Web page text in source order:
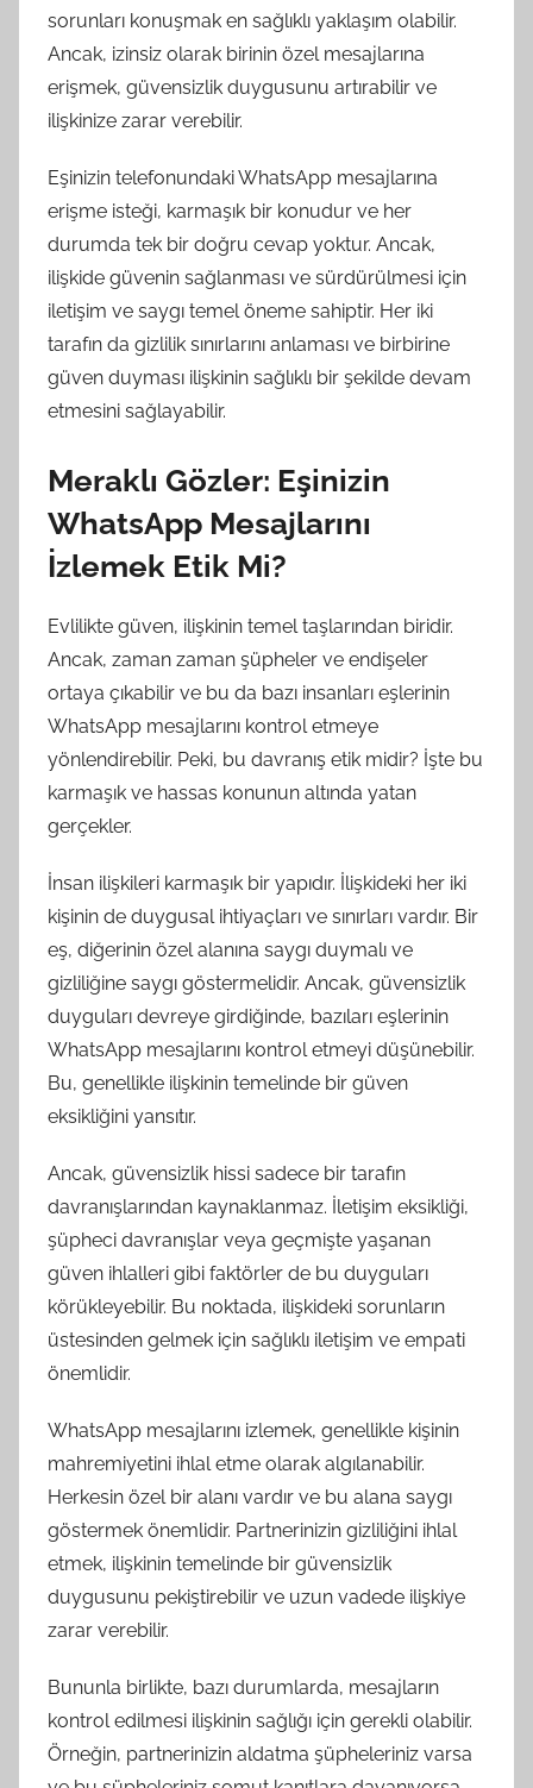
sorunları konuşmak en sağlıklı yaklaşım olabilir.
Ancak, izinsiz olarak birinin özel mesajlarına
erişmek, güvensizlik duygusunu artırabilir ve
ilişkinize zarar verebilir.
Eşinizin telefonundaki WhatsApp mesajlarına
erişme isteği, karmaşık bir konudur ve her
durumda tek bir doğru cevap yoktur. Ancak,
ilişkide güvenin sağlanması ve sürdürülmesi için
iletişim ve saygı temel öneme sahiptir. Her iki
tarafın da gizlilik sınırlarını anlaması ve birbirine
güven duyması ilişkinin sağlıklı bir şekilde devam
etmesini sağlayabilir.
Meraklı Gözler: Eşinizin
WhatsApp Mesajlarını
İzlemek Etik Mi?
Evlilikte güven, ilişkinin temel taşlarından biridir.
Ancak, zaman zaman şüpheler ve endişeler
ortaya çıkabilir ve bu da bazı insanları eşlerinin
WhatsApp mesajlarını kontrol etmeye
yönlendirebilir. Peki, bu davranış etik midir? İşte bu
karmaşık ve hassas konunun altında yatan
gerçekler.
İnsan ilişkileri karmaşık bir yapıdır. İlişkideki her iki
kişinin de duygusal ihtiyaçları ve sınırları vardır. Bir
eş, diğerinin özel alanına saygı duymalı ve
gizliliğine saygı göstermelidir. Ancak, güvensizlik
duyguları devreye girdiğinde, bazıları eşlerinin
WhatsApp mesajlarını kontrol etmeyi düşünebilir.
Bu, genellikle ilişkinin temelinde bir güven
eksikliğini yansıtır.
Ancak, güvensizlik hissi sadece bir tarafın
davranışlarından kaynaklanmaz. İletişim eksikliği,
şüpheci davranışlar veya geçmişte yaşanan
güven ihlalleri gibi faktörler de bu duyguları
körükleyebilir. Bu noktada, ilişkideki sorunların
üstesinden gelmek için sağlıklı iletişim ve empati
önemlidir.
WhatsApp mesajlarını izlemek, genellikle kişinin
mahremiyetini ihlal etme olarak algılanabilir.
Herkesin özel bir alanı vardır ve bu alana saygı
göstermek önemlidir. Partnerinizin gizliliğini ihlal
etmek, ilişkinin temelinde bir güvensizlik
duygusunu pekiştirebilir ve uzun vadede ilişkiye
zarar verebilir.
Bununla birlikte, bazı durumlarda, mesajların
kontrol edilmesi ilişkinin sağlığı için gerekli olabilir.
Örneğin, partnerinizin aldatma şüpheleriniz varsa